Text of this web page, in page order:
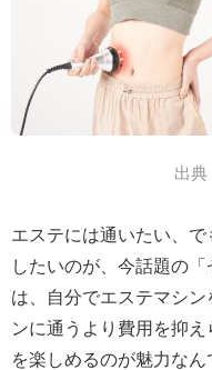
出典
エステには通いたい、
したいのが、今話題の
は、自分でエステマシ
ンに通うより費用を抑
を楽しめるのが魅力なん